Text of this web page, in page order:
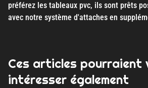
préférez les tableaux pvc, ils sont prêts
avec notre système d'attaches en
Ces articles pourraient
intéresser également